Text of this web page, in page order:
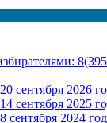
сентября 2026
сентября 2025
сентября 2024